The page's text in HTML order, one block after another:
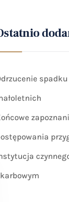
spadku